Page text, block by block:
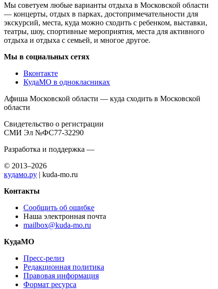
Мы советуем любые варианты отдыха в Московской области
— концерты, отдых в парках, достопримечательности для
экскурсий, места, куда можно сходить с ребенком, выставки,
театры, шоу, спортивные мероприятия, места для активного
отдыха и отдыха с семьей, и многое другое.
Мы в социальных сетях
Вконтакте
КудаМО в однокласниках
Афиша Московской области — куда сходить в Московской
области
Свидетельство о регистрации
СМИ Эл №ФС77-32290
Разработка и поддержка —
© 2013–2026
кудамо.ру | kuda-mo.ru
Контакты
Сообщить об ошибке
Наша электронная почта
mailbox@kuda-mo.ru
КудаМО
Пресс-релиз
Редакционная политика
Правовая информация
Формат ресурса